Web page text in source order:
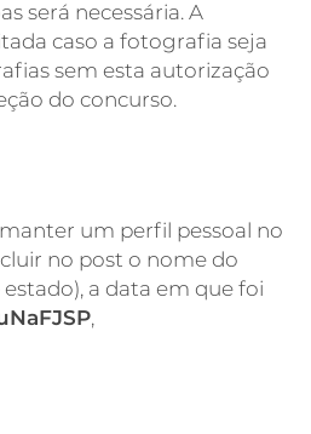
será necessária. A
caso a fotografia seja
sem esta autorização
do concurso.
um perfil pessoal no
no post o nome do
a data em que foi
,